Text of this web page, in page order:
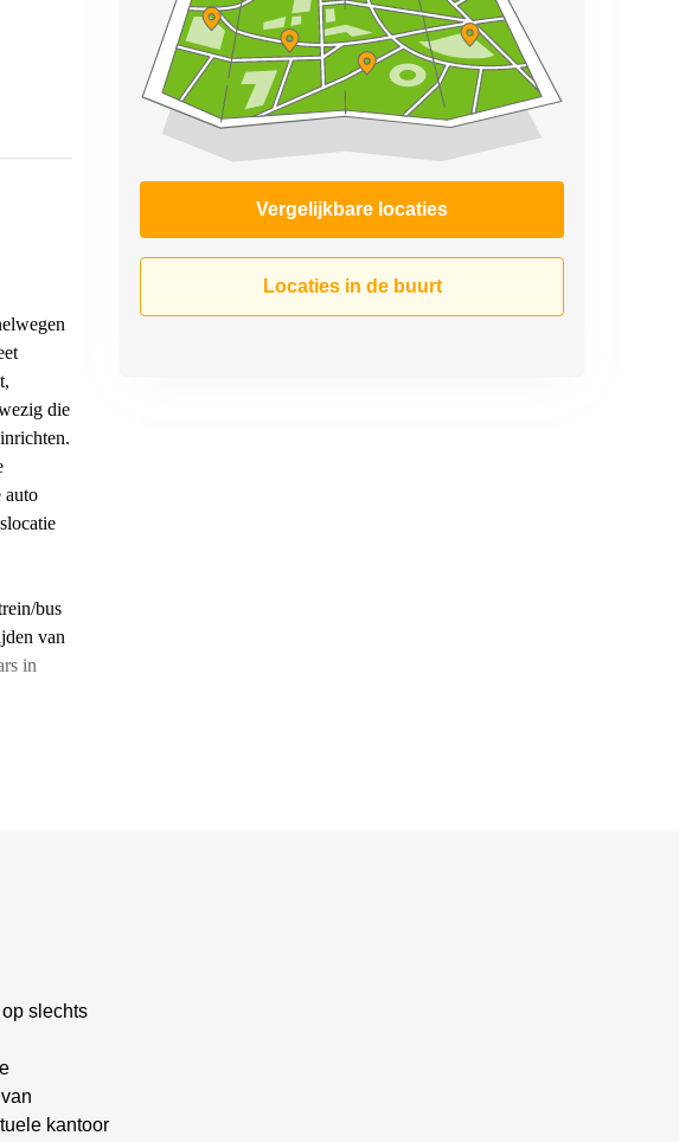
Vergelijkbare locaties
Locaties in de buurt
die
auto
bus
van
in
slechts
kantoor